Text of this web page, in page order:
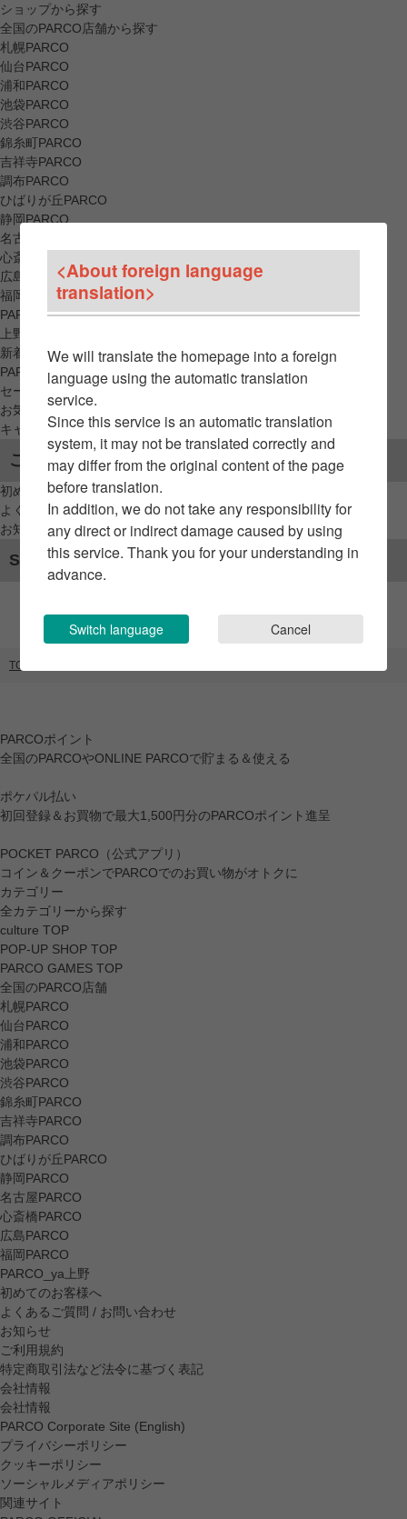
ショップから探す
全国のPARCO店舗から探す
札幌PARCO
仙台PARCO
浦和PARCO
池袋PARCO
渋谷PARCO
錦糸町PARCO
吉祥寺PARCO
調布PARCO
ひばりが丘PARCO
静岡PARCO
名古屋PARCO
心斎橋PARCO
広島PARCO
福岡PARCO
PARCO_ya
上野
新着アイテムから探す
PARCO限定アイテムから探す
セールアイテムから探す
お気に入りから探す
キャンペーン/クーポン対象から探す
ご利用案内
初めてのお客様へ
よくあるご質問 / お問い合わせ
お知らせ
SNSアカウント
TOP
PARCOポイント
全国のPARCOやONLINE PARCOで貯まる＆使える
ポケパル払い
初回登録＆お買物で最大1,500円分のPARCOポイント進呈
POCKET PARCO（公式アプリ）
コイン＆クーポンでPARCOでのお買い物がオトクに
カテゴリー
全カテゴリーから探す
culture TOP
POP-UP SHOP TOP
PARCO GAMES TOP
全国のPARCO店舗
札幌PARCO
仙台PARCO
浦和PARCO
池袋PARCO
渋谷PARCO
錦糸町PARCO
吉祥寺PARCO
調布PARCO
ひばりが丘PARCO
静岡PARCO
名古屋PARCO
心斎橋PARCO
広島PARCO
福岡PARCO
PARCO_ya上野
初めてのお客様へ
よくあるご質問 / お問い合わせ
お知らせ
ご利用規約
特定商取引法など法令に基づく表記
会社情報
会社情報
PARCO Corporate Site (English)
プライバシーポリシー
クッキーポリシー
ソーシャルメディアポリシー
関連サイト
<About foreign language
translation>
We will translate the homepage into a foreign
language using the automatic translation
service.
Since this service is an automatic translation
system, it may not be translated correctly and
may differ from the original content of the page
before translation.
In addition, we do not take any responsibility for
any direct or indirect damage caused by using
this service. Thank you for your understanding in
advance.
Switch language Cancel